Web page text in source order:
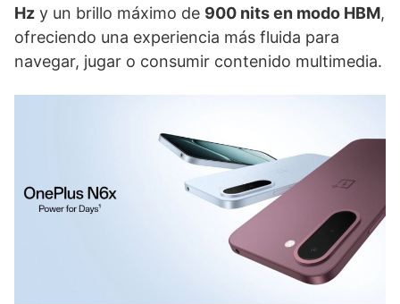
Hz y un brillo máximo de 900 nits en modo HBM,
ofreciendo una experiencia más fluida para
navegar, jugar o consumir contenido multimedia.